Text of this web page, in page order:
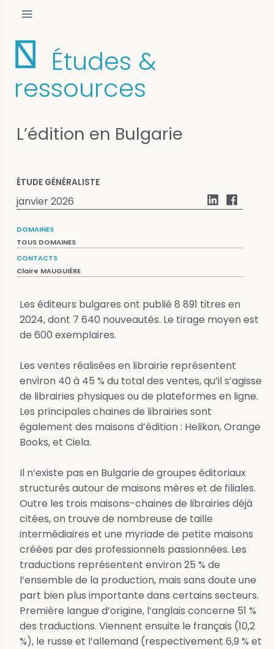
Études &
ressources
L’édition en Bulgarie
ÉTUDE GÉNÉRALISTE
janvier 2026
DOMAINES
TOUS DOMAINES
CONTACTS
Claire MAUGUIÈRE
Les éditeurs bulgares ont publié 8 891 titres en
2024, dont 7 640 nouveautés. Le tirage moyen est
de 600 exemplaires.
Les ventes réalisées en librairie représentent
environ 40 à 45 % du total des ventes, qu’il s’agisse
de librairies physiques ou de plateformes en ligne.
Les principales chaines de librairies sont
également des maisons d’édition : Helikon, Orange
Books, et Ciela.
Il n’existe pas en Bulgarie de groupes éditoriaux
structurés autour de maisons mères et de filiales.
Outre les trois maisons-chaines de librairies déjà
citées, on trouve de nombreuse de taille
intermédiaires et une myriade de petite maisons
créées par des professionnels passionnées. Les
traductions représentent environ 25 % de
l’ensemble de la production, mais sans doute une
part bien plus importante dans certains secteurs.
Première langue d’origine, l’anglais concerne 51 %
des traductions. Viennent ensuite le français (10,2
%), le russe et l’allemand (respectivement 6,9 % et